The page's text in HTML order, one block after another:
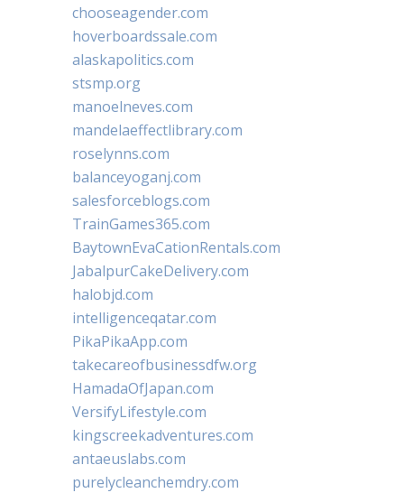
chooseagender.com
hoverboardssale.com
alaskapolitics.com
stsmp.org
manoelneves.com
mandelaeffectlibrary.com
roselynns.com
balanceyoganj.com
salesforceblogs.com
TrainGames365.com
BaytownEvaCationRentals.com
JabalpurCakeDelivery.com
halobjd.com
intelligenceqatar.com
PikaPikaApp.com
takecareofbusinessdfw.org
HamadaOfJapan.com
VersifyLifestyle.com
kingscreekadventures.com
antaeuslabs.com
purelycleanchemdry.com